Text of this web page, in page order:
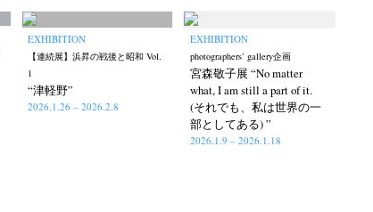
EXHIBITION
【連続展】浜昇の戦後と昭和 Vol.
1
“津軽野”
2026.1.26 – 2026.2.8
EXHIBITION
photographers’ gallery企画
宮森敬子展 “No matter
what, I am still a part of it.
(それでも、私は世界の一
部としてある) ”
2026.1.9 – 2026.1.18